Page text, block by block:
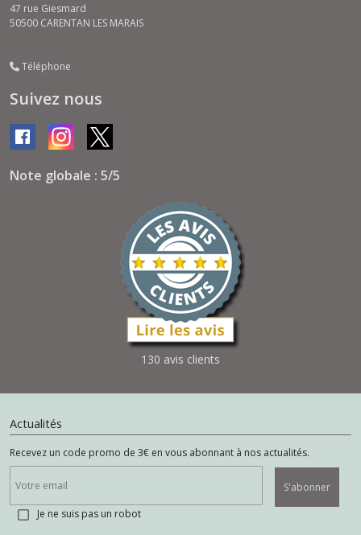
47 rue Giesmard
50500 CARENTAN LES MARAIS
Téléphone
Suivez nous
Note globale : 5/5
130 avis clients
Actualités
Recevez un code promo de 3€ en vous abonnant à nos actualités.
S'abonner
Je ne suis pas un robot